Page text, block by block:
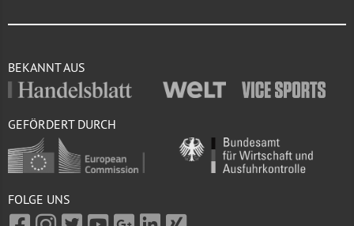
BEKANNT AUS
GEFÖRDERT DURCH
FOLGE UNS